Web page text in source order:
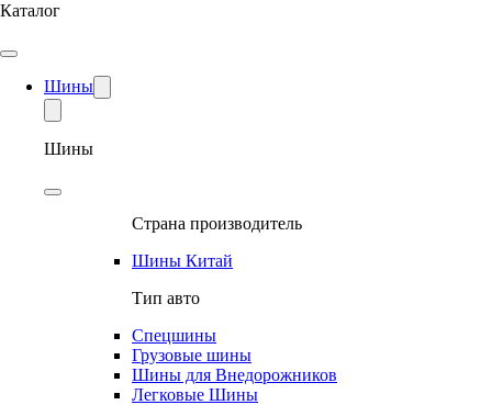
Каталог
Шины
Шины
Страна производитель
Шины Китай
Тип авто
Спецшины
Грузовые шины
Шины для Внедорожников
Легковые Шины